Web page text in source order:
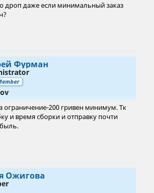
дроп даже если минимальный заказ
Фурман
200 гривен минимум. Тк
и время сборки и отправку почти
Ожигова